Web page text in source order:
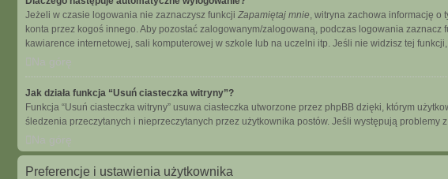
Jeżeli w czasie logowania nie zaznaczysz funkcji Zapamiętaj mnie, witryna zachowa informację o
konta przez kogoś innego. Aby pozostać zalogowanym/zalogowaną, podczas logowania zaznacz
kawiarence internetowej, sali komputerowej w szkole lub na uczelni itp. Jeśli nie widzisz tej funkcji,
Na górę
Jak działa funkcja “Usuń ciasteczka witryny”?
Funkcja “Usuń ciasteczka witryny” usuwa ciasteczka utworzone przez phpBB dzięki, którym
śledzenia przeczytanych i nieprzeczytanych przez użytkownika postów. Jeśli występują
Na górę
Preferencje i ustawienia użytkownika